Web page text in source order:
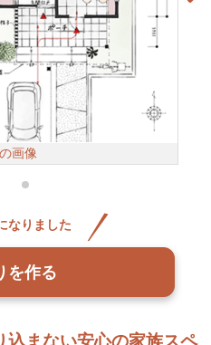
まない安心の家族スペ
画像
なりました
を作る